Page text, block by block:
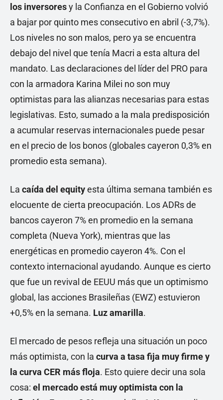
los inversoresy la Confianza en el Gobierno volvió
a bajar por quinto mes consecutivo en abril (-3,7%).
Los niveles no son malos, pero ya se encuentra
debajo del nivel que tenía Macri a esta altura del
mandato. Las declaraciones del líder del PRO para
con la armadora Karina Milei no son muy
optimistas para las alianzas necesarias para estas
legislativas. Esto, sumado a la mala predisposición
a acumular reservas internacionales puede pesar
en el precio de los bonos (globales cayeron 0,3% en
promedio esta semana).
La caída del equityesta última semana también es
elocuente de cierta preocupación. Los ADRs de
bancos cayeron 7% en promedio en la semana
completa (Nueva York), mientras que las
energéticas en promedio cayeron 4%. Con el
contexto internacional ayudando. Aunque es cierto
que fue un revival de EEUU más que un optimismo
global, las acciones Brasileñas (EWZ) estuvieron
+0,5% en la semana. Luz amarilla.
El mercado de pesos refleja una situación un poco
más optimista, con la curva a tasa fija muy firme y
la curva CER más floja. Esto quiere decir una sola
cosa: el mercado está muy optimista con la